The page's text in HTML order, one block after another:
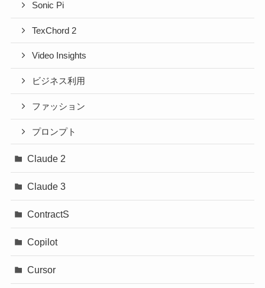
Sonic Pi
TexChord 2
Video Insights
ビジネス利用
ファッション
プロンプト
Claude 2
Claude 3
ContractS
Copilot
Cursor